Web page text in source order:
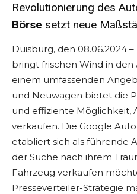
Revolutionierung des
Börse setzt neue
Duisburg, den 08.06.2024
bringt frischen Wind in
einem umfassenden
und Neuwagen bietet die
und effiziente Möglichkeit,
verkaufen. Die Google
etabliert sich als führende
der Suche nach ihrem
Fahrzeug verkaufen
Presseverteiler-Strategie